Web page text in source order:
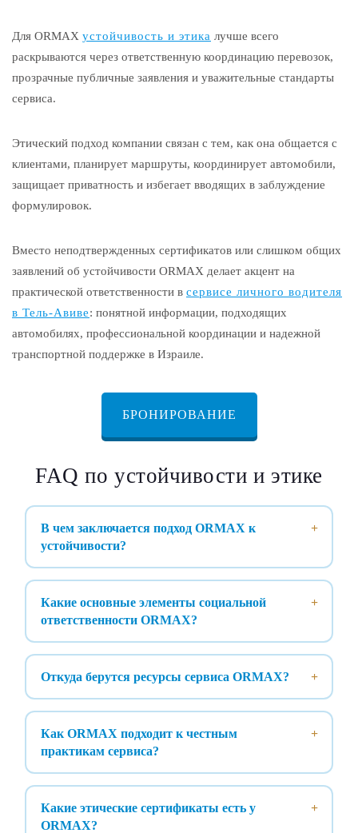
Для ORMAX устойчивость и этика лучше всего
раскрываются через ответственную координацию перевозок,
прозрачные публичные заявления и уважительные стандарты
сервиса.
Этический подход компании связан с тем, как она общается с
клиентами, планирует маршруты, координирует автомобили,
защищает приватность и избегает вводящих в заблуждение
формулировок.
Вместо неподтвержденных сертификатов или слишком общих
заявлений об устойчивости ORMAX делает акцент на
практической ответственности в сервисе личного водителя
в Тель-Авиве: понятной информации, подходящих
автомобилях, профессиональной координации и надежной
транспортной поддержке в Израиле.
БРОНИРОВАНИЕ
FAQ по устойчивости и этике
В чем заключается подход ORMAX к
устойчивости?
Какие основные элементы социальной
ответственности ORMAX?
Откуда берутся ресурсы сервиса ORMAX?
Как ORMAX подходит к честным
практикам сервиса?
Какие этические сертификаты есть у
ORMAX?